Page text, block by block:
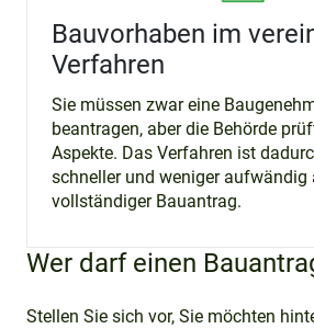
Bauvorhaben im
Verfahren
Sie müssen zwar eine
beantragen, aber die Behörde
Aspekte. Das Verfahren ist
schneller und weniger aufwändig
vollständiger Bauantrag.
Wer darf einen
Stellen Sie sich vor, Sie möchten